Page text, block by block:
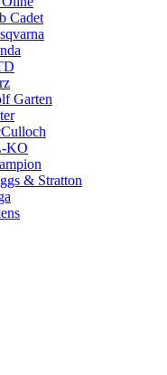
Cadet
Garten
KO
& Stratton